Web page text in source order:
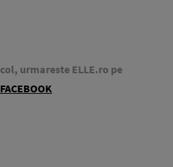
urmareste ELLE.ro pe
FACEBOOK